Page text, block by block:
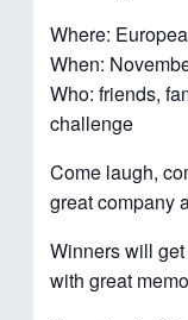
Where:
When:
Who: friends,
challenge
Come laugh,
great company
Winners will
with great